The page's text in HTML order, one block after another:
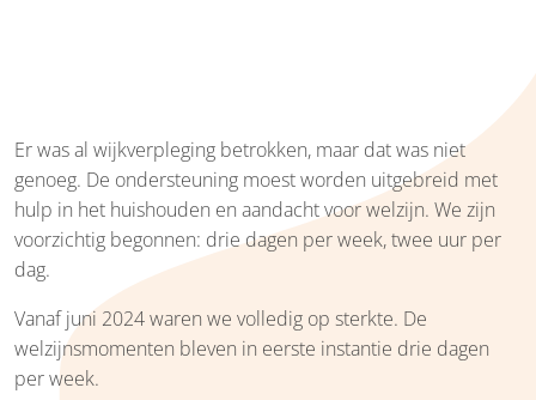
Er was al wijkverpleging betrokken, maar dat was niet
genoeg. De ondersteuning moest worden uitgebreid met
hulp in het huishouden en aandacht voor welzijn. We zijn
voorzichtig begonnen: drie dagen per week, twee uur per
dag.
Vanaf juni 2024 waren we volledig op sterkte. De
welzijnsmomenten bleven in eerste instantie drie dagen
per week.